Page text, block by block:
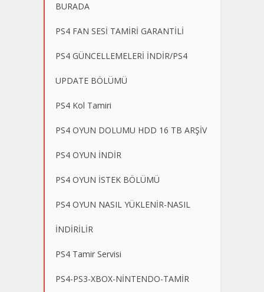
BURADA
PS4 FAN SESİ TAMİRİ GARANTİLİ
PS4 GÜNCELLEMELERİ İNDİR/PS4
UPDATE BÖLÜMÜ
PS4 Kol Tamiri
PS4 OYUN DOLUMU HDD 16 TB ARŞİV
PS4 OYUN İNDİR
PS4 OYUN İSTEK BÖLÜMÜ
PS4 OYUN NASIL YÜKLENİR-NASIL
İNDİRİLİR
PS4 Tamir Servisi
PS4-PS3-XBOX-NİNTENDO-TAMİR